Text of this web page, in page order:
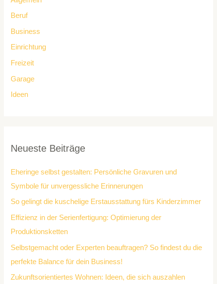
Beruf
Business
Einrichtung
Freizeit
Garage
Ideen
Neueste Beiträge
Eheringe selbst gestalten: Persönliche Gravuren und
Symbole für unvergessliche Erinnerungen
So gelingt die kuschelige Erstausstattung fürs Kinderzimmer
Effizienz in der Serienfertigung: Optimierung der
Produktionsketten
Selbstgemacht oder Experten beauftragen? So findest du die
perfekte Balance für dein Business!
Zukunftsorientiertes Wohnen: Ideen, die sich auszahlen